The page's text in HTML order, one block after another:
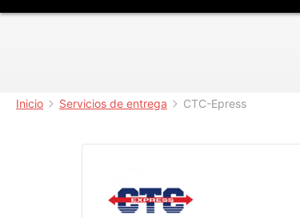
Inicio Servicios de entrega CTC-Epress